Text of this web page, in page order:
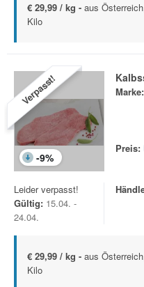
€ 29,99 / kg - aus
Kilo
Verpasst!
-9%
Marke:
Preis:
Leider verpasst!
Gültig: 15.04. -
24.04.
€ 29,99 / kg - aus
Kilo